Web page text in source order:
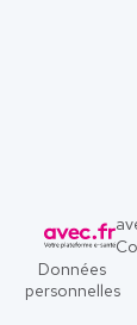
Données
personnelles